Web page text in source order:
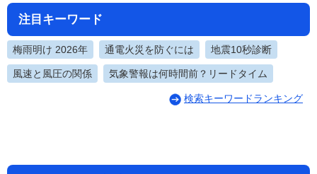
注目キーワード
梅雨明け 2026年 通電火災を防ぐには 地震10秒診断
風速と風圧の関係 気象警報は何時間前？リードタイム
検索キーワードランキング